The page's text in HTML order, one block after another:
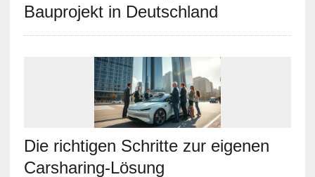
Bauprojekt in Deutschland
Die richtigen Schritte zur eigenen
Carsharing-Lösung